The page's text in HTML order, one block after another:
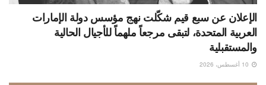
الإعلان عن سبع قيم شكّلت نهج مؤسس دولة الإمارات
العربية المتحدة، لتبقى مرجعاً ملهماً للأجيال الحالية
والمستقبلية